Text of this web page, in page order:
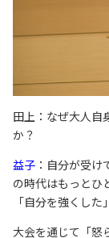
田上：なぜ大人自
か？
益子 ：自分が受
の時代はもっとひ
「自分を強くし
大会を通じて「怒